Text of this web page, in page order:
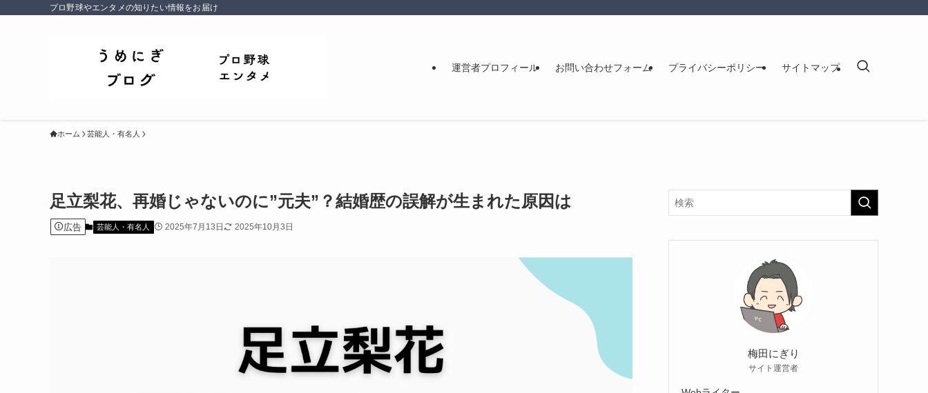
プロ野球やエンタメの知りたい情報をお届け
運営者プロフィール お問い合わせフォーム プライバシーポリシー サイトマップ
ホーム 芸能人・有名人
足立梨花、再婚じゃないのに”元夫”？結婚歴の誤解が生まれた原因は
広告 芸能人・有名人 2025年7月13日 2025年10月3日
梅田にぎり
サイト運営者